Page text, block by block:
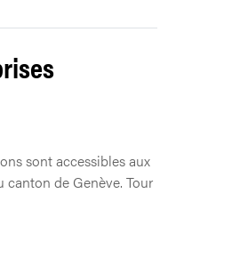
sont accessibles aux
de Genève. Tour